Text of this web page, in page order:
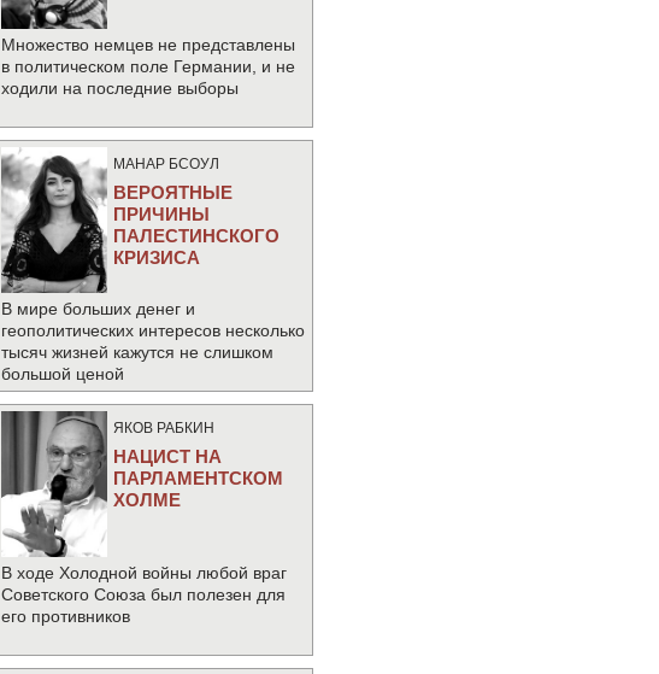
Множество немцев не представлены
в политическом поле Германии, и не
ходили на последние выборы
МАНАР БСОУЛ
ВЕРОЯТНЫЕ
ПРИЧИНЫ
ПАЛЕСТИНСКОГО
КРИЗИСА
В мире больших денег и
геополитических интересов несколько
тысяч жизней кажутся не слишком
большой ценой
ЯКОВ РАБКИН
НАЦИСТ НА
ПАРЛАМЕНТСКОМ
ХОЛМЕ
В ходе Холодной войны любой враг
Советского Союза был полезен для
его противников